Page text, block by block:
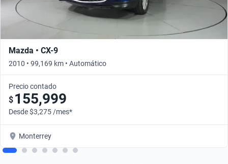
Mazda • CX-9
2010 • 99,169 km • Automático
Precio contado
$ 155,999
Desde $3,275 /mes*
Monterrey